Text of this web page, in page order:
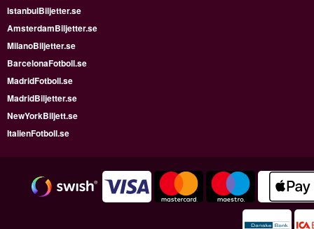
IstanbulBiljetter.se
AmsterdamBiljetter.se
MilanoBiljetter.se
BarcelonaFotboll.se
MadridFotboll.se
MadridBiljetter.se
NewYorkBiljett.se
ItalienFotboll.se